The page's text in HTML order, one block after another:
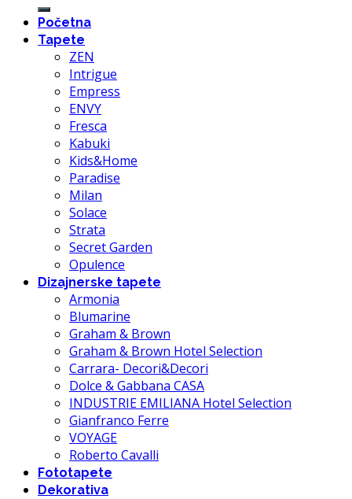
Početna
Tapete
ZEN
Intrigue
Empress
ENVY
Fresca
Kabuki
Kids&Home
Paradise
Milan
Solace
Strata
Secret Garden
Opulence
Dizajnerske tapete
Armonia
Blumarine
Graham & Brown
Graham & Brown Hotel Selection
Carrara- Decori&Decori
Dolce & Gabbana CASA
INDUSTRIE EMILIANA Hotel Selection
Gianfranco Ferre
VOYAGE
Roberto Cavalli
Fototapete
Dekorativa